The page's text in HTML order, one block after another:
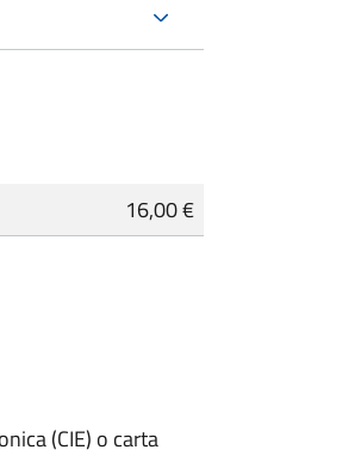
16,00 €
(CIE) o carta